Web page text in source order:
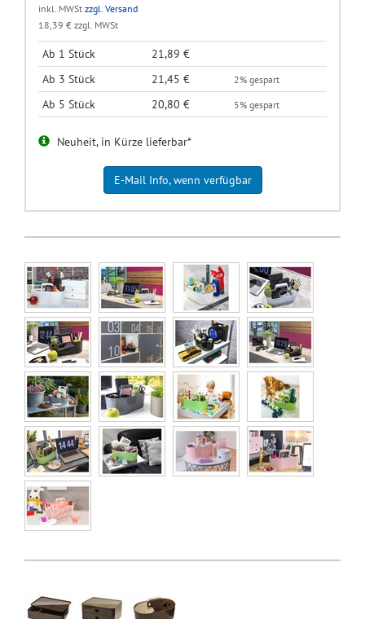
inkl. MWSt zzgl. Versand
18,39 € zzgl. MWSt
Ab 1 Stück
21,89 €
Ab 3 Stück
21,45 € 2% gespart
Ab 5 Stück 20,80 € 5% gespart
Neuheit, in Kürze lieferbar*
E-Mail Info, wenn verfügbar